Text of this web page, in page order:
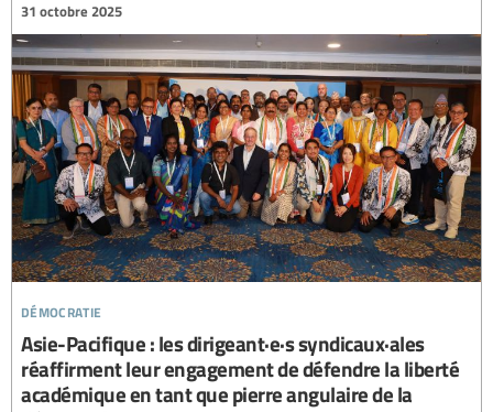
démocratie
31 octobre 2025
Asie-Pacifique : les dirigeant·e·s syndicaux·ales
réaffirment leur engagement de défendre la liberté
académique en tant que pierre angulaire de la